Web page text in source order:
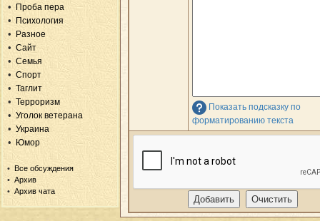
Проба пера
Психология
Разное
Сайт
Семья
Спорт
Таглит
Терроризм
Уголок ветерана
Украина
Юмор
Все обсуждения
Архив
Архив чата
Показать подсказку по
форматированию текста